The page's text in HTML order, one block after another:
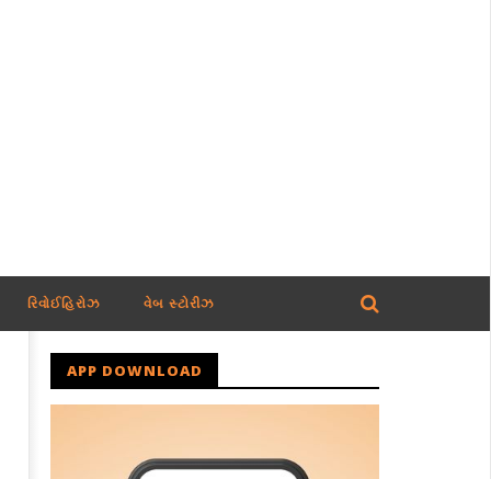
રિવોઈહિરોઝ વેબ સ્ટોરીઝ
APP DOWNLOAD